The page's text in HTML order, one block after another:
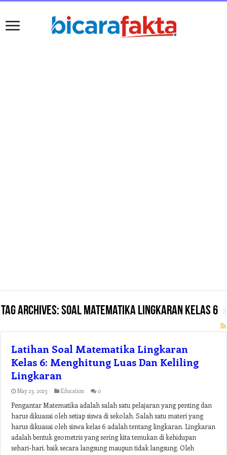
Tag Archives:soal matematika lingkaran kelas 6
Latihan Soal Matematika Lingkaran
Kelas 6: Menghitung Luas Dan Keliling
Lingkaran
May 23, 2023 Education 0
Pengantar Matematika adalah salah satu pelajaran yang penting dan
harus dikuasai oleh setiap siswa di sekolah. Salah satu materi yang
harus dikuasai oleh siswa kelas 6 adalah tentang lingkaran. Lingkaran
adalah bentuk geometris yang sering kita temukan di kehidupan
sehari-hari, baik secara langsung maupun tidak langsung. Oleh